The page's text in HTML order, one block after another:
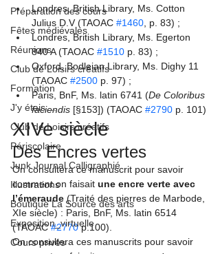
Préparation des cours
Fêtes médiévales
Réunions
Club de Loisirs créatifs
Formation
J'y étais ...
Club de Loisirs créatifs
Périscolaire
Junk Journal Calligraphié
Illustrations
Boutique La Source des arts
Exposition_virtuelle
Cours privés
Londres, British Library, Ms. Cotton
Julius D.V (TAOAC #1460 , p. 83) ;
Londres, British Library, Ms. Egerton
840 A (TAOAC #1510 p. 83) ;
Oxford, Bodleian Library, Ms. Dighy 11
(TAOAC #2500 p. 97) ;
Paris, BnF, Ms. latin 6741 (De Coloribus
faciendis [§153]) (TAOAC #2790 p. 101)
XIVe siècle
Des Encres vertes
On consultera ce manuscrit pour savoir
comment on faisait une encre verte avec
l’émeraude (Traité des pierres de Marbode,
XIe siècle) : Paris, BnF, Ms. latin 6514
(TAOAC #2770 p.100).
On consultera ces manuscrits pour savoir